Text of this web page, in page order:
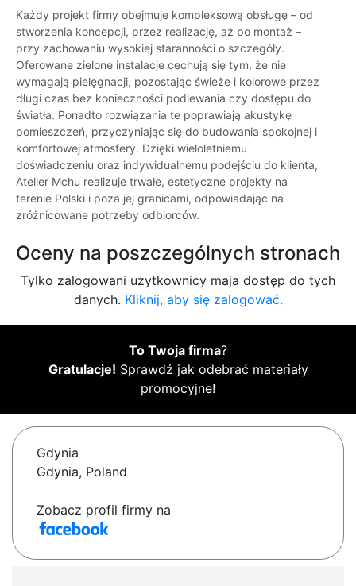
Każdy projekt firmy obejmuje kompleksową obsługę – od
stworzenia koncepcji, przez realizację, aż po montaż –
przy zachowaniu wysokiej staranności o szczegóły.
Oferowane zielone instalacje cechują się tym, że nie
wymagają pielęgnacji, pozostając świeże i kolorowe przez
długi czas bez konieczności podlewania czy dostępu do
światła. Ponadto rozwiązania te poprawiają akustykę
pomieszczeń, przyczyniając się do budowania spokojnej i
komfortowej atmosfery. Dzięki wieloletniemu
doświadczeniu oraz indywidualnemu podejściu do klienta,
Atelier Mchu realizuje trwałe, estetyczne projekty na
terenie Polski i poza jej granicami, odpowiadając na
zróżnicowane potrzeby odbiorców.
Oceny na poszczególnych stronach
Tylko zalogowani użytkownicy maja dostęp do tych
danych. Kliknij, aby się zalogować.
To Twoja firma?
Gratulacje! Sprawdź jak odebrać materiały
promocyjne!
Gdynia
Gdynia, Poland
Zobacz profil firmy na